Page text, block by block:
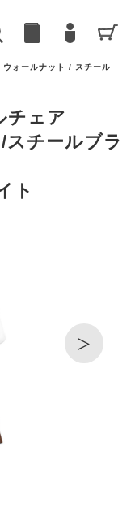
ォールナット / スチール
チェア
チールブラ
ト
>